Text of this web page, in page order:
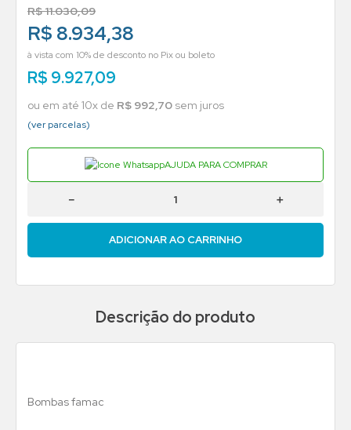
R$11.030,09
R$ 8.934,38
à vista com 10% de desconto no Pix ou boleto
R$ 9.927,09
ou em até 10x de R$ 992,70 sem juros
(ver parcelas)
AJUDA PARA COMPRAR
＋
－
ADICIONAR AO CARRINHO
Descrição do produto
Bombas famac